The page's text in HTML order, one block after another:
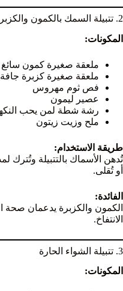
2. تتبيلة السمك بالكمون والكزبرة
المكونات:
ملعقة صغيرة كمون سائغ
ملعقة صغيرة كزبرة
فص ثوم مهروس
عصير ليمون
رشة شطة لمن يحب
ملح وزيت زيتون
طريقة الاستخدام:
تُدهن الأسماك بالتتبيلة وتُترك
أو تُقلى.
الفائدة:
الكمون والكزبرة يدعمان صحة
الانتفاخ.
3. تتبيلة الشواء الحارة
المكونات: